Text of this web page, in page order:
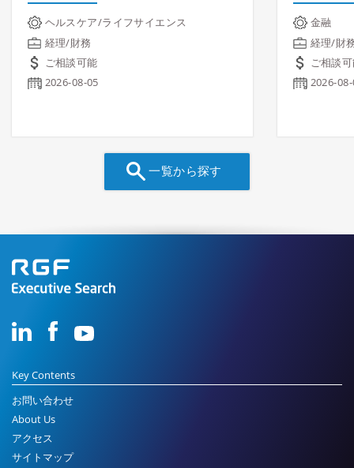
ヘルスケア/ライフサイエンス
経理/財務
ご相談可能
2026-08-05
金融
経理/財
ご相談
2026-
一覧から探す
Key Contents
お問い合わせ
About Us
アクセス
サイトマップ